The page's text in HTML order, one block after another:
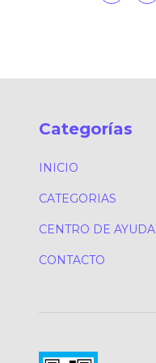
Categorías
INICIO
CATEGORIAS
CENTRO DE AYUDA
CONTACTO